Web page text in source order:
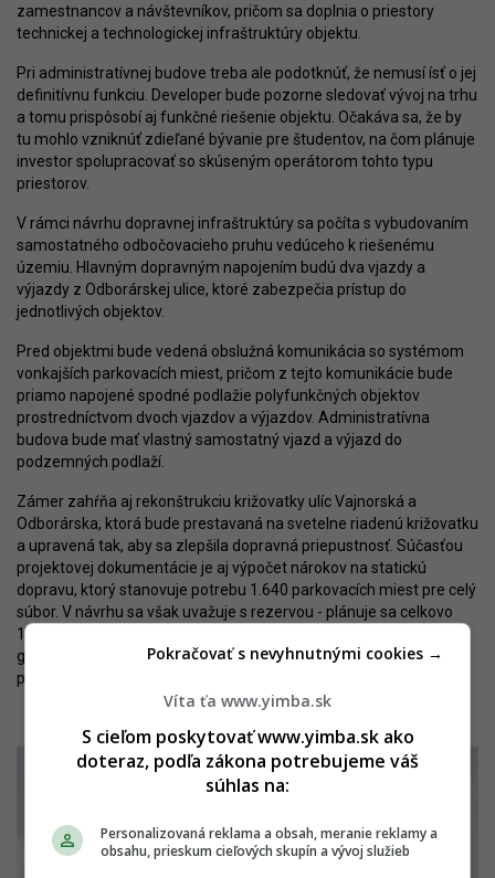
zamestnancov a návštevníkov, pričom sa doplnia o priestory
technickej a technologickej infraštruktúry objektu.
Pri administratívnej budove treba ale podotknúť, že nemusí ísť o jej
definitívnu funkciu. Developer bude pozorne sledovať vývoj na trhu
a tomu prispôsobí aj funkčné riešenie objektu. Očakáva sa, že by
tu mohlo vzniknúť zdieľané bývanie pre študentov, na čom plánuje
investor spolupracovať so skúseným operátorom tohto typu
priestorov.
V rámci návrhu dopravnej infraštruktúry sa počíta s vybudovaním
samostatného odbočovacieho pruhu vedúceho k riešenému
územiu. Hlavným dopravným napojením budú dva vjazdy a
výjazdy z Odborárskej ulice, ktoré zabezpečia prístup do
jednotlivých objektov.
Pred objektmi bude vedená obslužná komunikácia so systémom
vonkajších parkovacích miest, pričom z tejto komunikácie bude
priamo napojené spodné podlažie polyfunkčných objektov
prostredníctvom dvoch vjazdov a výjazdov. Administratívna
budova bude mať vlastný samostatný vjazd a výjazd do
podzemných podlaží.
Zámer zahŕňa aj rekonštrukciu križovatky ulíc Vajnorská a
Odborárska, ktorá bude prestavaná na svetelne riadenú križovatku
a upravená tak, aby sa zlepšila dopravná priepustnosť. Súčasťou
projektovej dokumentácie je aj výpočet nárokov na statickú
dopravu, ktorý stanovuje potrebu 1.640 parkovacích miest pre celý
súbor. V návrhu sa však uvažuje s rezervou - plánuje sa celkovo
1.790 parkovacích miest, z toho 1.759 státí v podzemných
garážach a 31 státí na teréne (v rámci obslužnej komunikácie a
plôch v parteri).
Víta ťa www.yimba.sk
S cieľom poskytovať www.yimba.sk ako
doteraz, podľa zákona potrebujeme váš
súhlas na:
Personalizovaná reklama a obsah, meranie reklamy a
obsahu, prieskum cieľových skupín a vývoj služieb
Pokračovať s nevyhnutnými cookies →